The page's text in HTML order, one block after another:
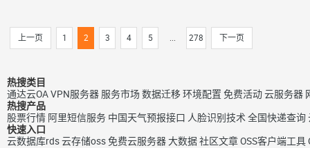
上一页 1 2 3 4 5 ... 278 下一页
热搜类目
通达云OAVPN服务器 服务市场数据迁移环境配置 免费活动云服务器
热搜产品
股票行情 阿里短信服务 中国天气预报接口 人脸识别技术 全国快递查询
快速入口
云数据库rds云存储oss免费云服务器大数据社区文章OSS客户端工具